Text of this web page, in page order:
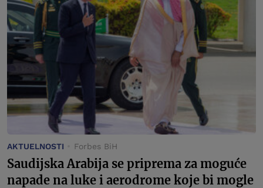
AKTUELNOSTI Forbes BiH
Saudijska Arabija se priprema za moguće
napade na luke i aerodrome koje bi mogle